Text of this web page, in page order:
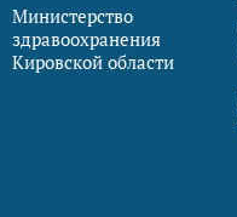
Министерство
здравоохранения
Кировской области